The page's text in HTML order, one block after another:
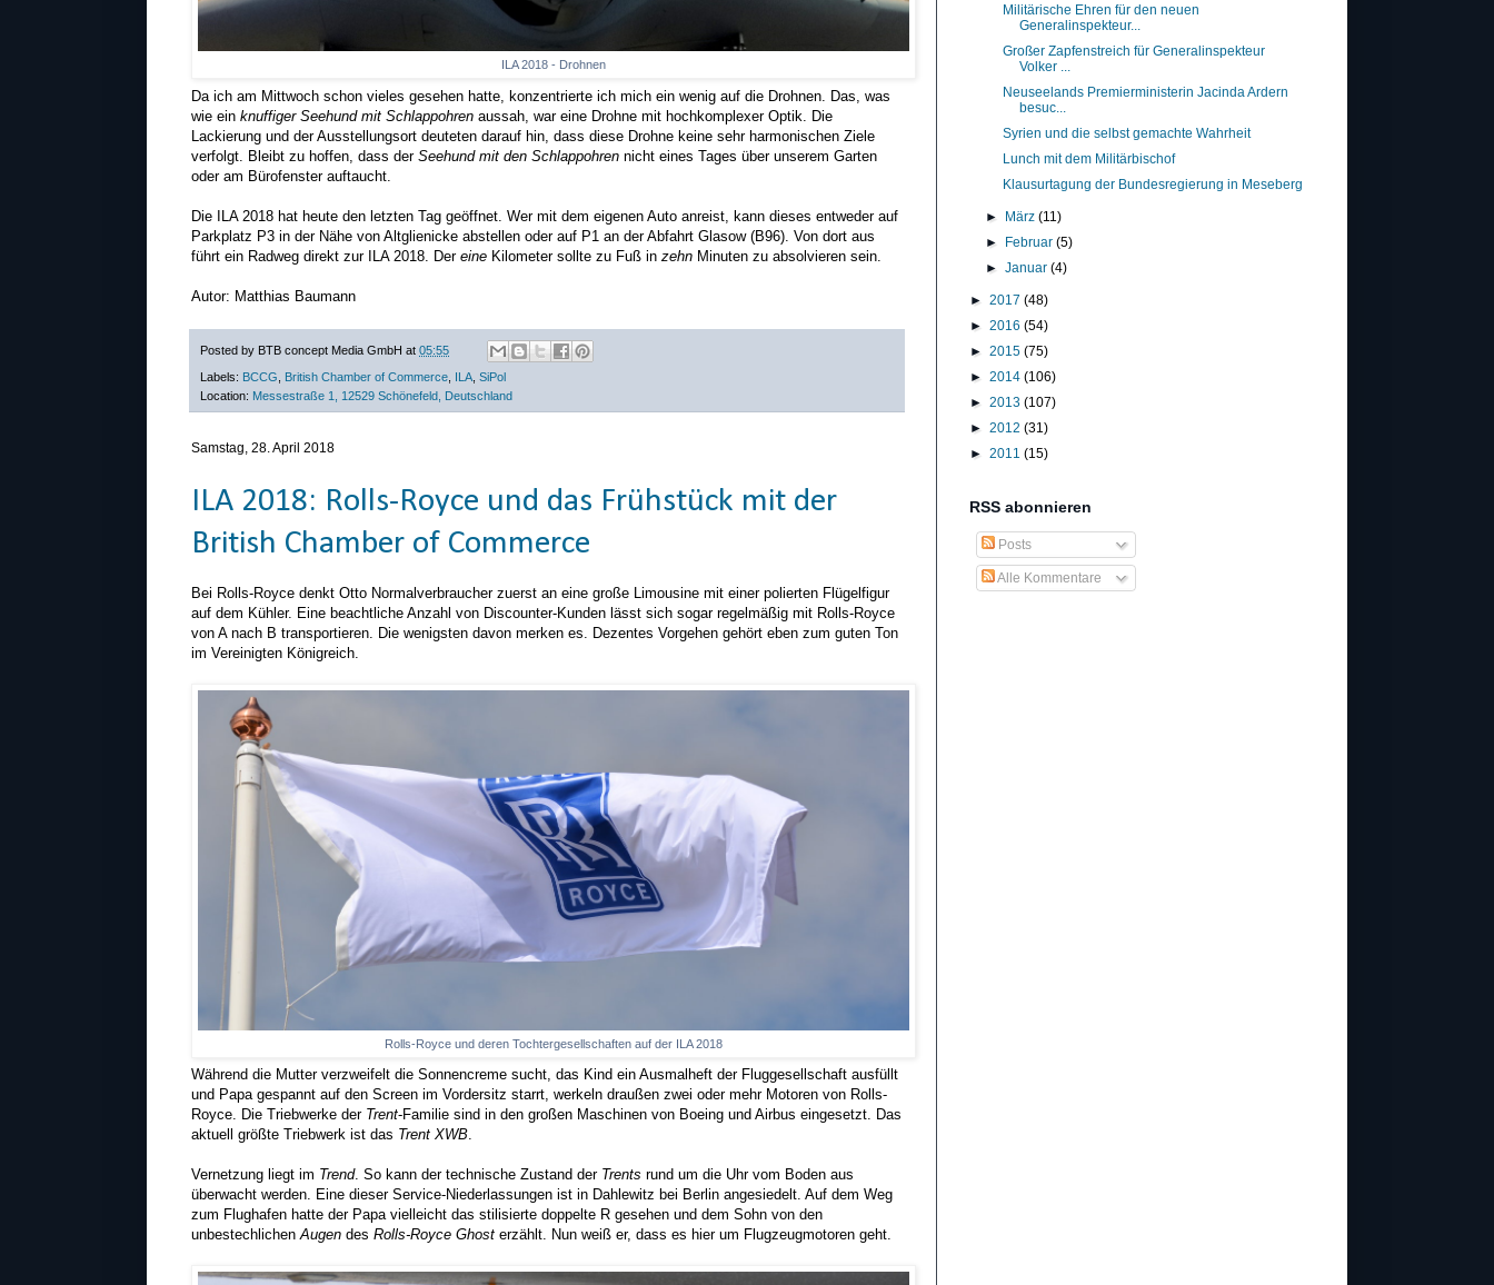
ILA 2018 - Drohnen
Da ich am Mittwoch schon vieles gesehen hatte, konzentrierte ich mich ein wenig auf die Drohnen. Das, was
wie ein knuffiger Seehund mit Schlappohren aussah, war eine Drohne mit hochkomplexer Optik. Die
Lackierung und der Ausstellungsort deuteten darauf hin, dass diese Drohne keine sehr harmonischen Ziele
verfolgt. Bleibt zu hoffen, dass der Seehund mit den Schlappohren nicht eines Tages über unserem Garten
oder am Bürofenster auftaucht.
Die ILA 2018 hat heute den letzten Tag geöffnet. Wer mit dem eigenen Auto anreist, kann dieses entweder auf
Parkplatz P3 in der Nähe von Altglienicke abstellen oder auf P1 an der Abfahrt Glasow (B96). Von dort aus
führt ein Radweg direkt zur ILA 2018. Der eine Kilometer sollte zu Fuß in zehn Minuten zu absolvieren sein.
Autor: Matthias Baumann
Posted by BTB concept Media GmbH at 05:55
Labels: BCCG British Chamber of Commerce ILA SiPol
Location: Messestraße 1, 12529 Schönefeld, Deutschland
Samstag, 28. April 2018
ILA 2018: Rolls-Royce und das Frühstück mit der
British Chamber of Commerce
Bei Rolls-Royce denkt Otto Normalverbraucher zuerst an eine große Limousine mit einer polierten Flügelfigur
auf dem Kühler. Eine beachtliche Anzahl von Discounter-Kunden lässt sich sogar regelmäßig mit Rolls-Royce
von A nach B transportieren. Die wenigsten davon merken es. Dezentes Vorgehen gehört eben zum guten Ton
im Vereinigten Königreich.
Rolls-Royce und deren Tochtergesellschaften auf der ILA 2018
Während die Mutter verzweifelt die Sonnencreme sucht, das Kind ein Ausmalheft der Fluggesellschaft ausfüllt
und Papa gespannt auf den Screen im Vordersitz starrt, werkeln draußen zwei oder mehr Motoren von Rolls-
Royce. Die Triebwerke der Trent-Familie sind in den großen Maschinen von Boeing und Airbus eingesetzt. Das
aktuell größte Triebwerk ist das Trent XWB.
Vernetzung liegt im Trend. So kann der technische Zustand der Trents rund um die Uhr vom Boden aus
überwacht werden. Eine dieser Service-Niederlassungen ist in Dahlewitz bei Berlin angesiedelt. Auf dem Weg
zum Flughafen hatte der Papa vielleicht das stilisierte doppelte R gesehen und dem Sohn von den
unbestechlichenAugen des Rolls-Royce Ghost erzählt. Nun weiß er, dass es hier um Flugzeugmotoren geht.
Militärische Ehren für den neuen
Generalinspekteur...
Großer Zapfenstreich für Generalinspekteur
Volker ...
Neuseelands Premierministerin Jacinda Ardern
besuc...
Syrien und die selbst gemachte Wahrheit
Lunch mit dem Militärbischof
Klausurtagung der Bundesregierung in Meseberg
► März(11)
► Februar(5)
►Januar(4)
► 2017 (48)
► 2016 (54)
► 2015 (75)
► 2014 (106)
► 2013 (107)
► 2012 (31)
► 2011 (15)
RSS abonnieren
Posts
Alle Kommentare